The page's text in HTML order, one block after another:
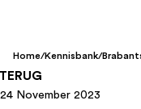
Home/Kennisbank/
24 November 2023